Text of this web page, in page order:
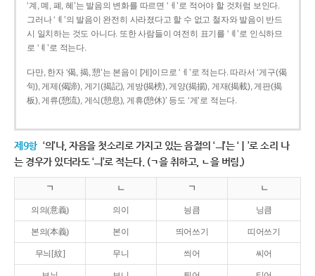
‘계, 몌, 폐, 혜’는 발음의 변화를 따르면 ‘ㅔ’로 적어야 할 것처럼 보인다.
그러나 ‘ㅖ’의 발음이 완전히 사라졌다고 할 수 없고 철자와 발음이 반드
시 일치하는 것도 아니다. 또한 사람들이 여전히 표기를 ‘ㅖ’로 인식하므
로 ‘ㅖ’로 적는다.
다만, 한자 ‘偈, 揭, 憩’는 본음이 [게]이므로 ‘ㅔ’로 적는다. 따라서 ‘게구(偈
句), 게제(偈諦), 게기(揭記), 게방(揭榜), 게양(揭揚), 게재(揭載), 게판(揭
板), 게류(憩流), 게식(憩息), 게휴(憩休)’ 등도 ‘게’로 적는다.
제9항 ‘의’나, 자음을 첫소리로 가지고 있는 음절의 ‘ㅢ’는 ‘ㅣ’로 소리 나
는 경우가 있더라도 ‘ㅢ’로 적는다. (ㄱ을 취하고, ㄴ을 버림.)
ㄱ ㄴ ㄱ ㄴ
의의(意義) 의이 닁큼 닝큼
본의(本義) 본이 띄어쓰기 띠어쓰기
무늬[紋] 무니 씌어 씨어